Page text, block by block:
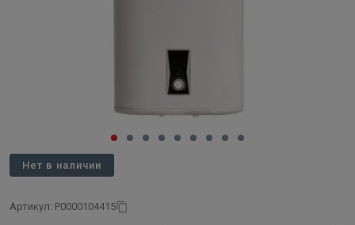
Нет в наличии
Артикул: Р0000104415